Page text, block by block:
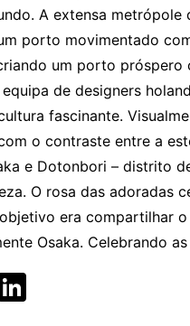
A extensa
porto movimentado
um porto
de designers
fascinante.
o contraste entre a
e Dotonbori – distrito
O rosa das adoradas
era compartilhar
Osaka. Celebrando